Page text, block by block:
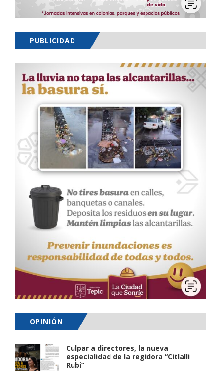
PUBLICIDAD
OPINIÓN
Culpar a directores, la nueva
especialidad de la regidora “Citlalli
Rubi”